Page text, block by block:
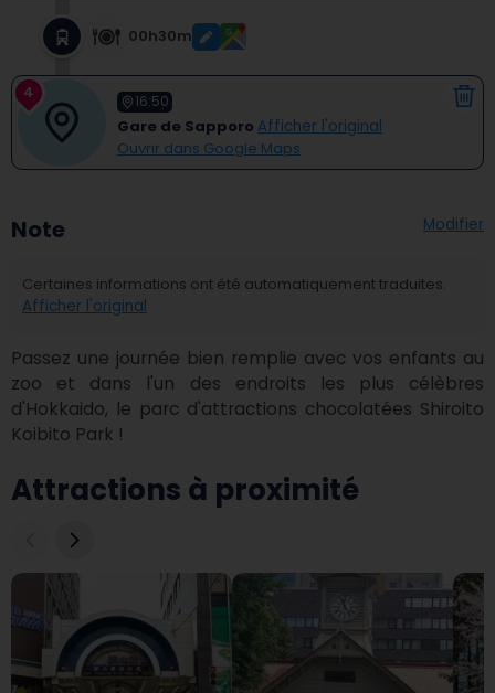
00h30m
4 16:50
Gare de Sapporo Afficher l'original
Ouvrir dans Google Maps
Note Modifier
Certaines informations ont été automatiquement traduites.
Afficher l'original
Passez une journée bien remplie avec vos enfants au
zoo et dans l'un des endroits les plus célèbres
d'Hokkaido, le parc d'attractions chocolatées Shiroito
Koibito Park !
Attractions à proximité